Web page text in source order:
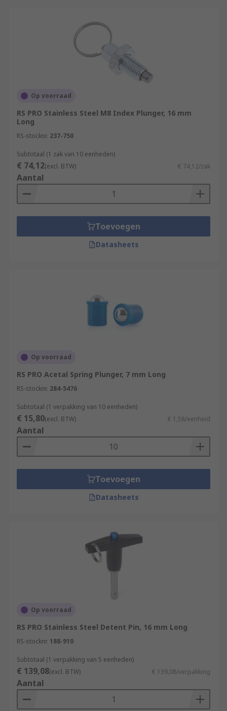
Op voorraad
RS PRO Stainless Steel M8 Index Plunger, 16 mm
Long
RS-stocknr. 237-750
Subtotaal (1 zak van 10 eenheden)
€ 74,12(excl. BTW) € 74,12/zak
Aantal
Toevoegen
Datasheets
Op voorraad
RS PRO Acetal Spring Plunger, 7 mm Long
RS-stocknr. 284-5476
Subtotaal (1 verpakking van 10 eenheden)
€ 15,80(excl. BTW) € 1,58/eenheid
Aantal
Toevoegen
Datasheets
Op voorraad
RS PRO Stainless Steel Detent Pin, 16 mm Long
RS-stocknr. 188-910
Subtotaal (1 verpakking van 5 eenheden)
€ 139,08(excl. BTW) € 139,08/verpakking
Aantal